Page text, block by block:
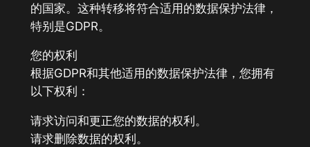
的国家。这种转移将符合适用的数据保护法律，
特别是GDPR。
您的权利
根据GDPR和其他适用的数据保护法律，您拥有
以下权利：
请求访问和更正您的数据的权利。
请求删除数据的权利。